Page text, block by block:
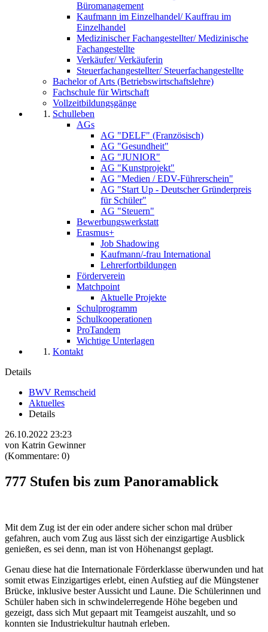
Büromanagement
Kaufmann im Einzelhandel/ Kauffrau im
Einzelhandel
Medizinischer Fachangestellter/ Medizinische
Fachangestellte
Verkäufer/ Verkäuferin
Steuerfachangestellter/ Steuerfachangestellte
Bachelor of Arts (Betriebswirtschaftslehre)
Fachschule für Wirtschaft
Vollzeitbildungsgänge
Schulleben
AGs
AG "DELF" (Französisch)
AG "Gesundheit"
AG "JUNIOR"
AG "Kunstprojekt"
AG "Medien / EDV-Führerschein"
AG "Start Up - Deutscher Gründerpreis
für Schüler"
AG "Steuern"
Bewerbungswerkstatt
Erasmus+
Job Shadowing
Kaufmann/-frau International
Lehrerfortbildungen
Förderverein
Matchpoint
Aktuelle Projekte
Schulprogramm
Schulkooperationen
ProTandem
Wichtige Unterlagen
Kontakt
Details
BWV Remscheid
Aktuelles
Details
26.10.2022 23:23
von Katrin Gewinner
(Kommentare: 0)
777 Stufen bis zum Panoramablick
Mit dem Zug ist der ein oder andere sicher schon mal drüber
gefahren, auch vom Zug aus lässt sich der einzigartige Ausblick
genießen, es sei denn, man ist von Höhenangst geplagt.
Genau diese hat die Internationale Förderklasse überwunden und hat
somit etwas Einzigartiges erlebt, einen Aufstieg auf die Müngstener
Brücke, inklusive bester Aussicht und Laune. Die Schülerinnen und
Schüler haben sich in schwindelerregende Höhe begeben und
gezeigt, dass sich Mut gepaart mit Teamgeist auszahlt, und so
konnten sie Industriekultur hautnah erleben.